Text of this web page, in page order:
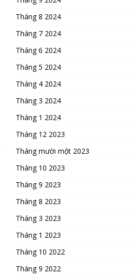
Tháng 8 2024
Tháng 7 2024
Tháng 6 2024
Tháng 5 2024
Tháng 4 2024
Tháng 3 2024
Tháng 1 2024
Tháng 12 2023
Tháng mười một 2023
Tháng 10 2023
Tháng 9 2023
Tháng 8 2023
Tháng 3 2023
Tháng 1 2023
Tháng 10 2022
Tháng 9 2022